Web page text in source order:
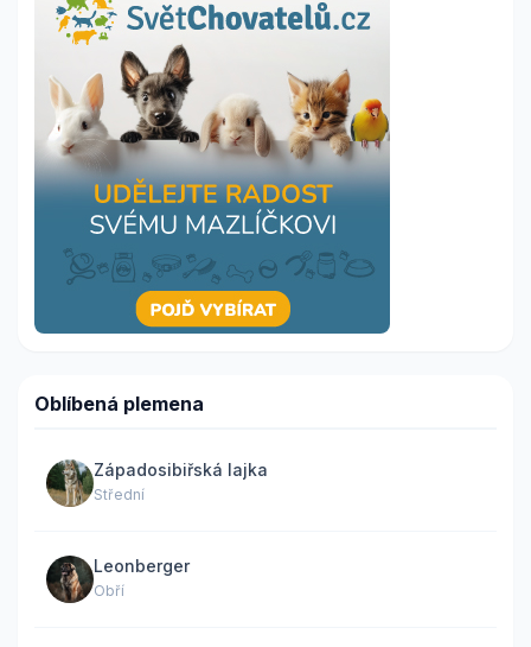
Oblíbená plemena
Západosibiřská lajka
Střední
Leonberger
Obří